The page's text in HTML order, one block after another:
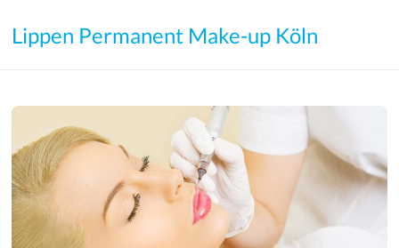
up
–
Wimpern
Lippen Permanent Make-up Köln